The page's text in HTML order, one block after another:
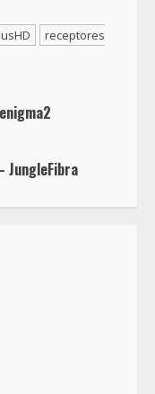
receptores
JungleFibra